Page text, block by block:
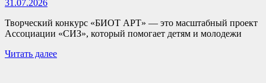
31.07.2026
Творческий конкурс «БИОТ АРТ» — это масштабный проект
Ассоциации «СИЗ», который помогает детям и молодежи
Читать далее